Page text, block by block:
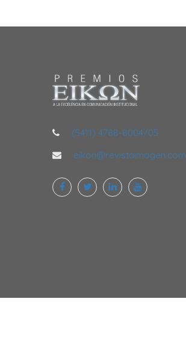
(5411) 4788-8004/05
eikon@revistaimagen.com